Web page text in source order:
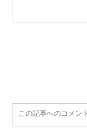
この記事へのコメン